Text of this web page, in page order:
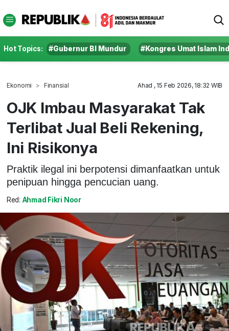
Hot Topics: #Gubernur BI Mundur #Kongres Umat Islam
Ekonomi Finansial Ahad , 15 Feb 2026, 18:32 WIB
OJK Imbau Masyarakat Tak
Terlibat Jual Beli Rekening,
Ini Risikonya
Praktik ilegal ini berpotensi dimanfaatkan untuk
penipuan hingga pencucian uang.
Red: Ahmad Fikri Noor